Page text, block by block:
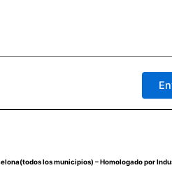
los municipios) – Homologado por